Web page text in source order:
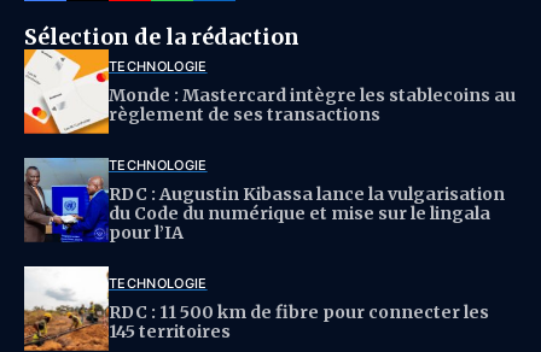
Sélection de la rédaction
TECHNOLOGIE
Monde : Mastercard intègre les stablecoins au
règlement de ses transactions
TECHNOLOGIE
RDC : Augustin Kibassa lance la vulgarisation
du Code du numérique et mise sur le lingala
pour l’IA
TECHNOLOGIE
RDC : 11 500 km de fibre pour connecter les
145 territoires